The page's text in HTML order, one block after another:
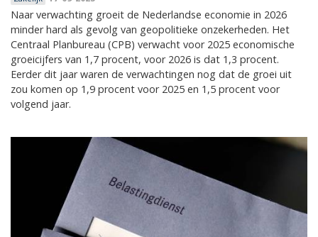
Naar verwachting groeit de Nederlandse economie in 2026
minder hard als gevolg van geopolitieke onzekerheden. Het
Centraal Planbureau (CPB) verwacht voor 2025 economische
groeicijfers van 1,7 procent, voor 2026 is dat 1,3 procent.
Eerder dit jaar waren de verwachtingen nog dat de groei uit
zou komen op 1,9 procent voor 2025 en 1,5 procent voor
volgend jaar.